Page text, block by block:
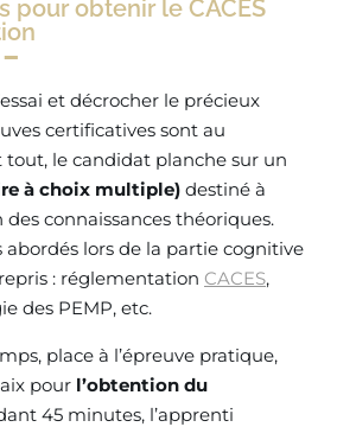
pour obtenir le CACES
et décrocher le précieux
certificatives sont au
le candidat planche sur un
à choix multiple) destiné à
des connaissances théoriques.
abordés lors de la partie cognitive
: réglementation CACES,
des PEMP, etc.
place à l’épreuve pratique,
pour l’obtention du
45 minutes, l’apprenti